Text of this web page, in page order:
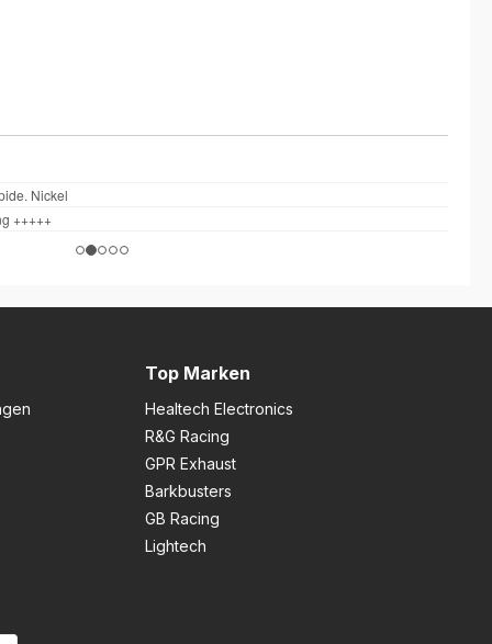
Top Marken
Healtech Electronics
R&G Racing
GPR Exhaust
Barkbusters
GB Racing
Lightech